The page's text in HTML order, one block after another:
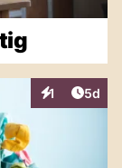
1
Interaktionen
5d